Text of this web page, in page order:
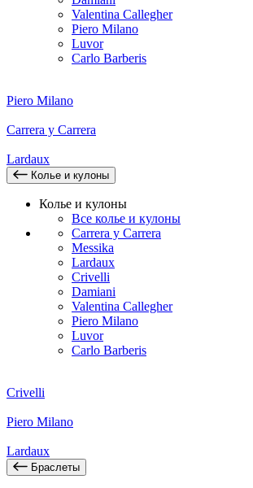
Valentina Callegher
Piero Milano
Luvor
Carlo Barberis
Piero Milano
Carrera y Carrera
Lardaux
Колье и кулоны
Колье и кулоны
Все колье и кулоны
Carrera y Carrera
Messika
Lardaux
Crivelli
Damiani
Valentina Callegher
Piero Milano
Luvor
Carlo Barberis
Crivelli
Piero Milano
Lardaux
Браслеты